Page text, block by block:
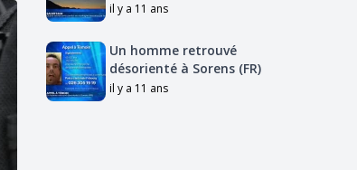
il y a 11 ans
Un homme retrouvé
désorienté à Sorens (FR)
il y a 11 ans